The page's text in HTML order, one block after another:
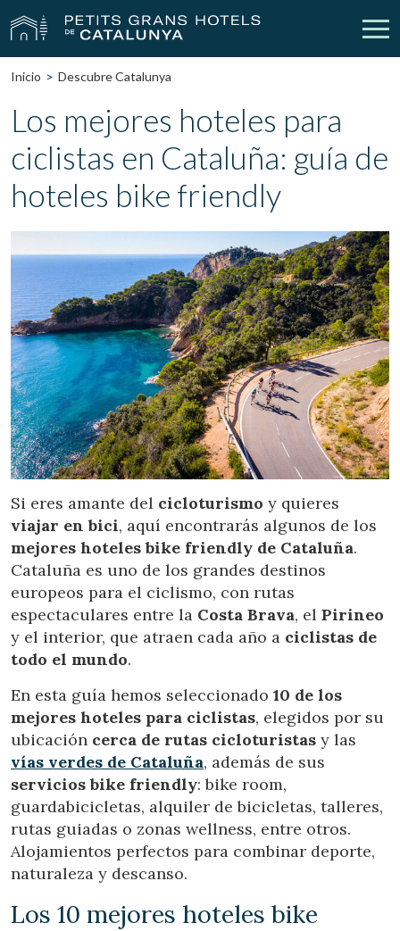
Nuestros Hoteles
Bodas Empresas
Cheques Regalo Descubre Catalunya
Contacto Mi reserva
vpn_key Iniciar sesión person Crear cuenta
Ubicación/nombre del hotel
Inicio Descubre Catalunya
Los mejores hoteles para
ciclistas en Cataluña: guía de
hoteles bike friendly
Si eres amante del cicloturismo y quieres
viajar en bici, aquí encontrarás algunos de los
mejores hoteles bike friendly de Cataluña.
Cataluña es uno de los grandes destinos
europeos para el ciclismo, con rutas
espectaculares entre la Costa Brava, el Pirineo
y el interior, que atraen cada año a ciclistas de
todo el mundo.
En esta guía hemos seleccionado 10 de los
mejores hoteles para ciclistas, elegidos por su
ubicación cerca de rutas cicloturistas y las
vías verdes de Cataluña, además de sus
servicios bike friendly: bike room,
guardabicicletas, alquiler de bicicletas, talleres,
rutas guiadas o zonas wellness, entre otros.
Alojamientos perfectos para combinar deporte,
naturaleza y descanso.
Los 10 mejores hoteles bike